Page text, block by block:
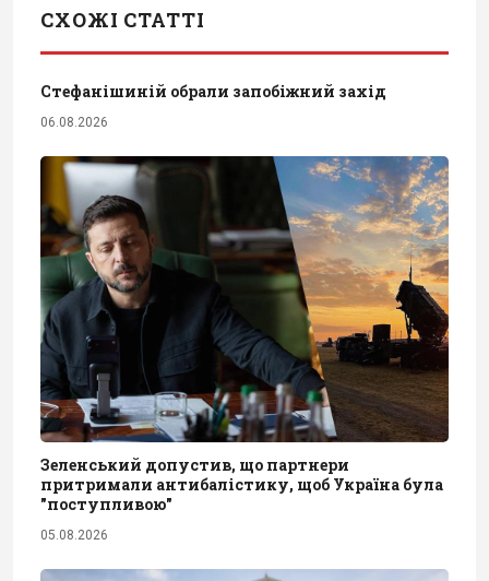
СХОЖІ СТАТТІ
Стефанішиній обрали запобіжний захід
06.08.2026
Зеленський допустив, що партнери
притримали антибалістику, щоб Україна була
"поступливою"
05.08.2026